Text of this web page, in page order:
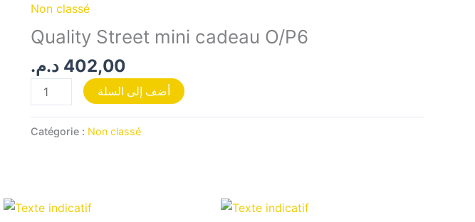
Non classé
Quality Street mini cadeau O/P6
402,00 د.م.
Street
cadeau
O/P6
أضف إلى السلة
Catégorie : Non classé